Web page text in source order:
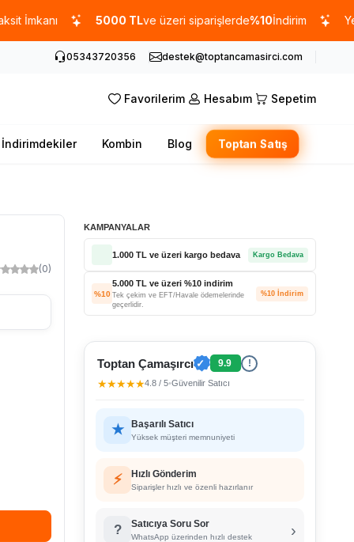
5000 TLve üzeri siparişlerde%10İndirim Yeni
05343720356 destek@toptancamasirci.com
Favorilerim Hesabım Sepetim
İndirimdekiler Kombin Blog Toptan Satış
(0)
KAMPANYALAR
1.000 TL ve üzeri kargo bedava Kargo Bedava
%10
5.000 TL ve üzeri %10 indirim
Tek çekim ve EFT/Havale ödemelerinde
geçerlidir.
%10 İndirim
Toptan Çamaşırcı ✓ 9.9 !
★★★★★4.8 / 5•Güvenilir Satıcı
★ Başarılı Satıcı
Yüksek müşteri memnuniyeti
⚡ Hızlı Gönderim
Siparişler hızlı ve özenli hazırlanır
? Satıcıya Soru Sor
WhatsApp üzerinden hızlı destek ›